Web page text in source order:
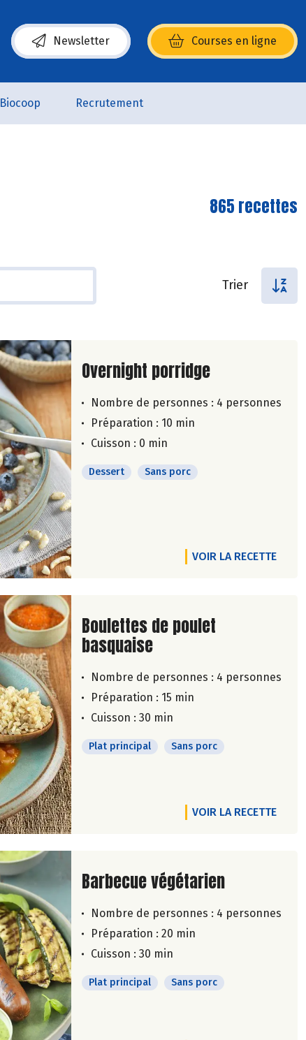
Newsletter Courses en ligne
(s’ouvre dans une nouvelle fenêtre)
Biocoop Recrutement
865 recettes
Trier
Lire la suite de la recette
Overnight porridge
Nombre de personnes : 4 personnes
Préparation : 10 min
Cuisson : 0 min
Dessert Sans porc
VOIR LA RECETTE
Lire la suite de la recette
Boulettes de poulet
basquaise
Nombre de personnes : 4 personnes
Préparation : 15 min
Cuisson : 30 min
Plat principal Sans porc
VOIR LA RECETTE
Lire la suite de la recette
Barbecue végétarien
Nombre de personnes : 4 personnes
Préparation : 20 min
Cuisson : 30 min
Plat principal Sans porc